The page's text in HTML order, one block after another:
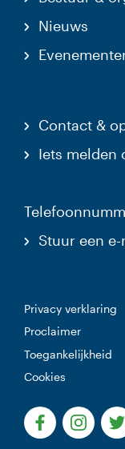
Nieuws
Contact &
Iets melden
Stuur een e-
Privacy verklaring
Proclaimer
Toegankelijkheid
Cookies
(Deze link
(Deze